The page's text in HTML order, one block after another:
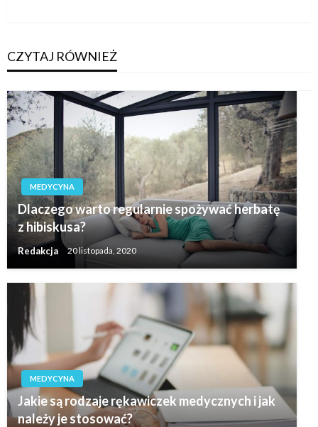
CZYTAJ RÓWNIEŻ
MEDYCYNA
Dlaczego warto regularnie spożywać herbatę
z hibiskusa?
Redakcja 20 listopada, 2020
MEDYCYNA
Jakie są rodzaje rękawiczek medycznych i jak
należy je stosować?